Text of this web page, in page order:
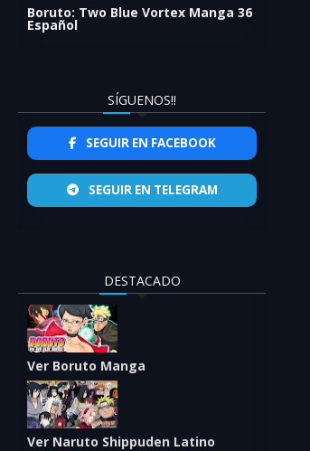
Boruto: Two Blue Vortex Manga 36
Español
SÍGUENOS!!
SEGUIR EN FACEBOOK
SEGUIR EN TELEGRAM
DESTACADO
Ver Boruto Manga
Ver Naruto Shippuden Latino